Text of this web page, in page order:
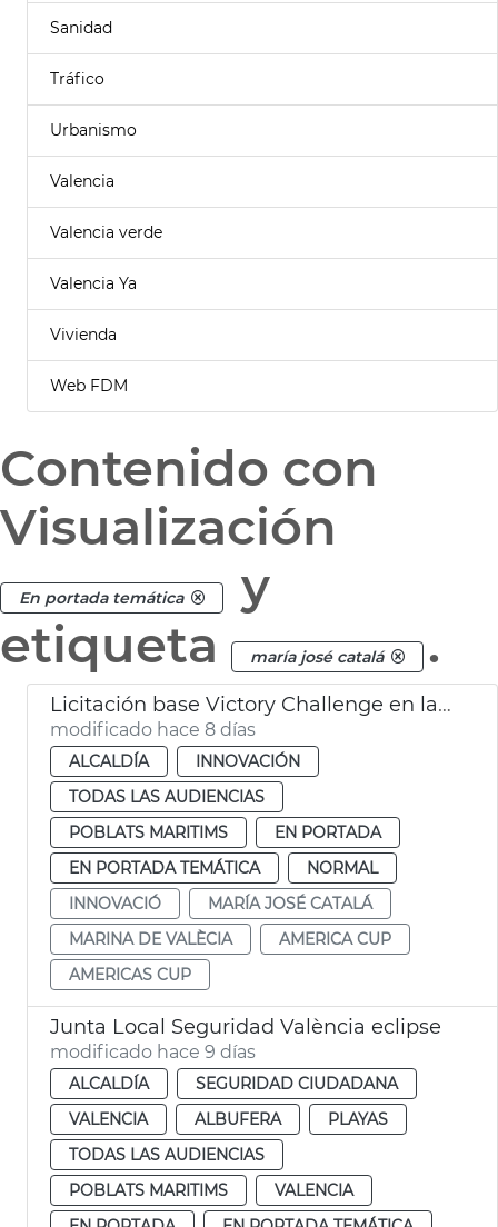
Sanidad
Tráfico
Urbanismo
Valencia
Valencia verde
Valencia Ya
Vivienda
Web FDM
Contenido con
Visualización
En portada temática
y
etiqueta
maría josé catalá .
Licitación base Victory Challenge en la Marina de València
modificado hace 8 días
ALCALDÍA
INNOVACIÓN
TODAS LAS AUDIENCIAS
POBLATS MARITIMS
EN PORTADA
EN PORTADA TEMÁTICA
NORMAL
INNOVACIÓ
MARÍA JOSÉ CATALÁ
MARINA DE VALÈCIA
AMERICA CUP
AMERICAS CUP
Junta Local Seguridad València eclipse
modificado hace 9 días
ALCALDÍA
SEGURIDAD CIUDADANA
VALENCIA
ALBUFERA
PLAYAS
TODAS LAS AUDIENCIAS
POBLATS MARITIMS
VALENCIA